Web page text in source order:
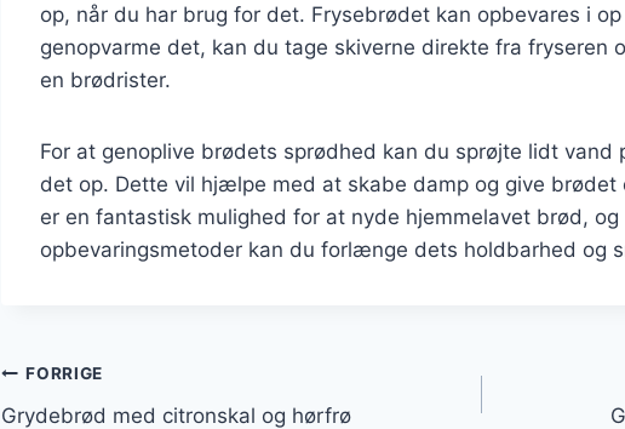
op, når du har brug for det. Frysebrødet kan opbevares i
genopvarme det, kan du tage skiverne direkte fra fryseren
en brødrister.
For at genoplive brødets sprødhed kan du sprøjte lidt vand
det op. Dette vil hjælpe med at skabe damp og give brødet
er en fantastisk mulighed for at nyde hjemmelavet brød,
opbevaringsmetoder kan du forlænge dets holdbarhed og
Indlægsnavigation
FORRIGE
Grydebrød med citronskal og hørfrø